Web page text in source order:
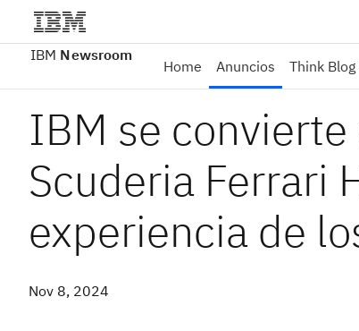
IBM Newsroom
Home Anuncios Think Blog
IBM se
Scuderia Ferrari
experiencia de
Nov 8, 2024